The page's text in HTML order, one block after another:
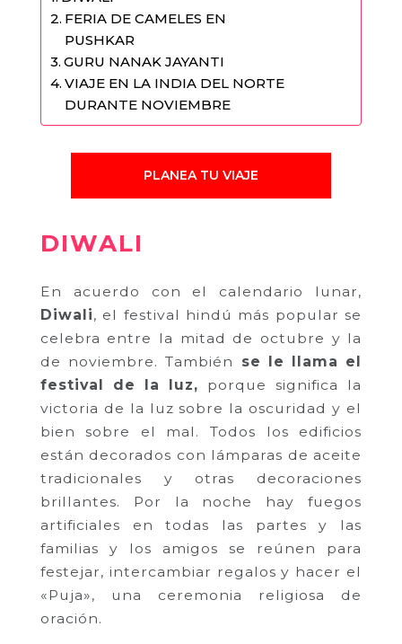
FERIA DE CAMELES EN
PUSHKAR
GURU NANAK JAYANTI
VIAJE EN LA INDIA DEL NORTE
DURANTE NOVIEMBRE
PLANEA TU VIAJE
DIWALI
En acuerdo con el calendario lunar,
Diwali, el festival hindú más popular se
celebra entre la mitad de octubre y la
de noviembre. También se le llama el
festival de la luz, porque significa la
victoria de la luz sobre la oscuridad y el
bien sobre el mal. Todos los edificios
están decorados con lámparas de aceite
tradicionales y otras decoraciones
brillantes. Por la noche hay fuegos
artificiales en todas las partes y las
familias y los amigos se reúnen para
festejar, intercambiar regalos y hacer el
«Puja», una ceremonia religiosa de
oración.